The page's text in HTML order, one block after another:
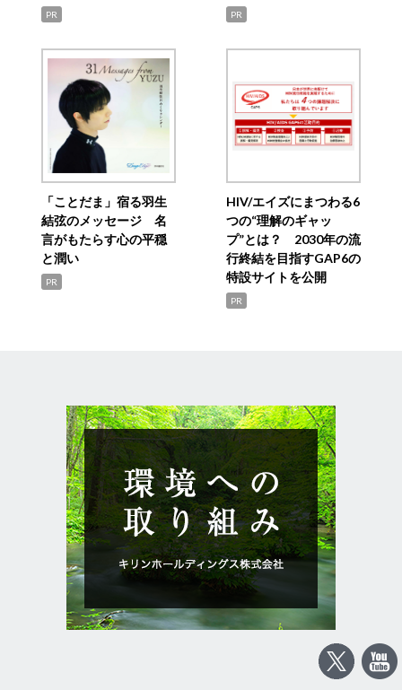
PR PR
「ことだま」宿る羽生
結弦のメッセージ 名
言がもたらす心の平穏
と潤い
PR
HIV/エイズにまつわる6
つの“理解のギャッ
プ”とは？ 2030年の流
行終結を目指すGAP6の
特設サイトを公開
PR